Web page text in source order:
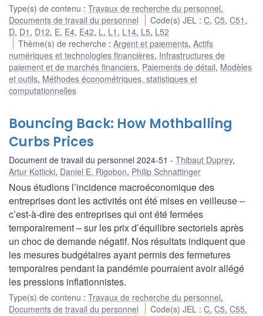
Type(s) de contenu : Travaux de recherche du personnel,
Documents de travail du personnel
Code(s) JEL :C,C5,C51 ,
D, D1 , D12, E, E4, E42, L , L1 , L14, L5, L52
Thème(s) de recherche :Argent et paiements,Actifs
numériques et technologies financières, Infrastructures de
paiement et de marchés financiers, Paiements de détail, Modèles
et outils, Méthodes économétriques, statistiques et
computationnelles
Bouncing Back: How Mothballing
Curbs Prices
Document de travail du personnel 2024-51 Thibaut Duprey,
Artur Kotlicki, Daniel E. Rigobon, Philip Schnattinger
Nous étudions l’incidence macroéconomique des
entreprises dont les activités ont été mises en veilleuse –
c’est-à-dire des entreprises qui ont été fermées
temporairement – sur les prix d’équilibre sectoriels après
un choc de demande négatif. Nos résultats indiquent que
les mesures budgétaires ayant permis des fermetures
temporaires pendant la pandémie pourraient avoir allégé
les pressions inflationnistes.
Type(s) de contenu : Travaux de recherche du personnel,
Documents de travail du personnel
Code(s) JEL :C,C5,C55,